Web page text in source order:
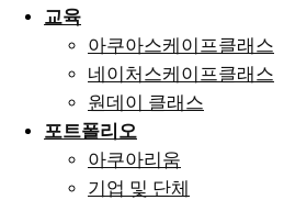
교육
아쿠아스케이프클래스
네이처스케이프클래스
원데이 클래스
포트폴리오
아쿠아리움
기업 및 단체